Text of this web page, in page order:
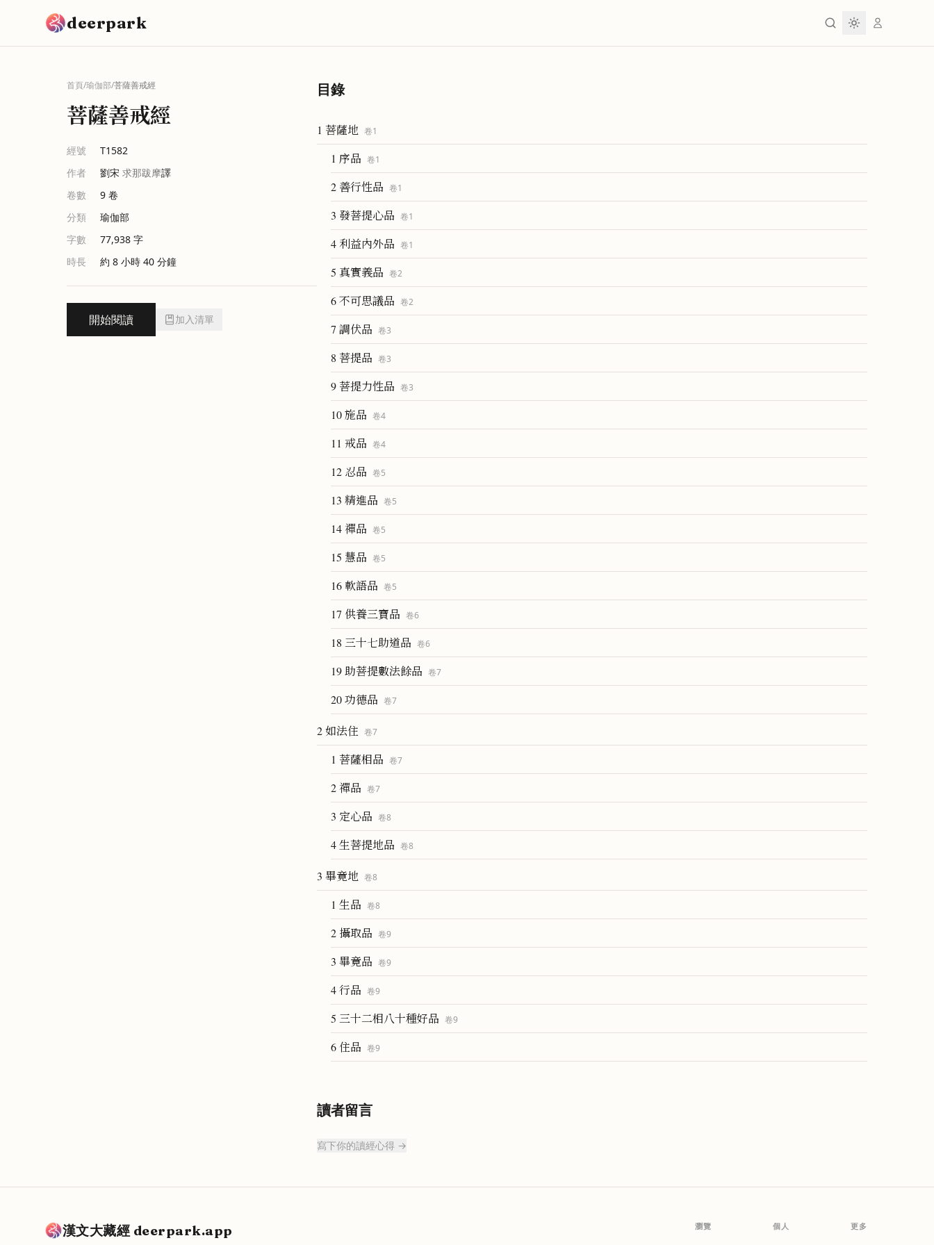
deerpark
首頁/瑜伽部/菩薩善戒經
菩薩善戒經
經號
T1582
作者
劉宋 求那跋摩譯
卷數
9 卷
分類
瑜伽部
字數
77,938 字
時長
約 8 小時 40 分鐘
開始閱讀 加入清單
目錄
1 菩薩地 卷1
1 序品 卷1
2 善行性品 卷1
3 發菩提心品 卷1
4 利益內外品 卷1
5 真實義品 卷2
6 不可思議品 卷2
7 調伏品 卷3
8 菩提品 卷3
9 菩提力性品 卷3
10 施品 卷4
11 戒品 卷4
12 忍品 卷5
13 精進品 卷5
14 禪品 卷5
15 慧品 卷5
16 軟語品 卷5
17 供養三寶品 卷6
18 三十七助道品 卷6
19 助菩提數法餘品 卷7
20 功德品 卷7
2 如法住 卷7
1 菩薩相品 卷7
2 禪品 卷7
3 定心品 卷8
4 生菩提地品 卷8
3 畢竟地 卷8
1 生品 卷8
2 攝取品 卷9
3 畢竟品 卷9
4 行品 卷9
5 三十二相八十種好品 卷9
6 住品 卷9
讀者留言
寫下你的讀經心得 →
漢文大藏經 deerpark.app 瀏覽 個人 更多